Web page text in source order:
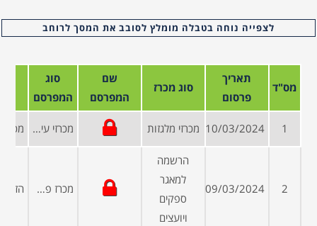
לצפייה נוחה בטבלה מומלץ לסובב את המסך לרוחב
מס"ד
תאריך
פרסום
סוג מכרז
שם
המפרסם
סוג
המפרסם
1
10/03/2024 מכרזי מלגזות מכרזי עיריות ומועצות
2
09/03/2024
הרשמה
למאגר
ספקים
ויועצים
מכרז פרטי